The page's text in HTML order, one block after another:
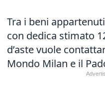
Tra i beni
con dedica stimato
d’aste vuole
Mondo Milan e il